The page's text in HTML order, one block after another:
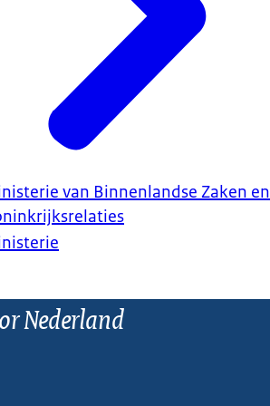
van Binnenlandse Zaken en
Nederland